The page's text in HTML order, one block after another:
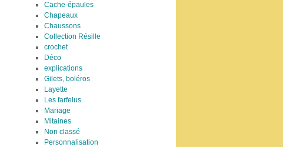
Cache-épaules
Chapeaux
Chaussons
Collection Résille
crochet
Déco
explications
Gilets, boléros
Layette
Les farfelus
Mariage
Mitaines
Non classé
Personnalisation